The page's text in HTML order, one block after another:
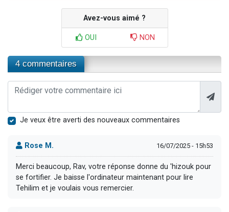
Avez-vous aimé ?
OUI NON
4 commentaires
Je veux être averti des nouveaux commentaires
Rose M. 16/07/2025 - 15h53
Merci beaucoup, Rav, votre réponse donne du 'hizouk pour
se fortifier. Je baisse l'ordinateur maintenant pour lire
Tehilim et je voulais vous remercier.